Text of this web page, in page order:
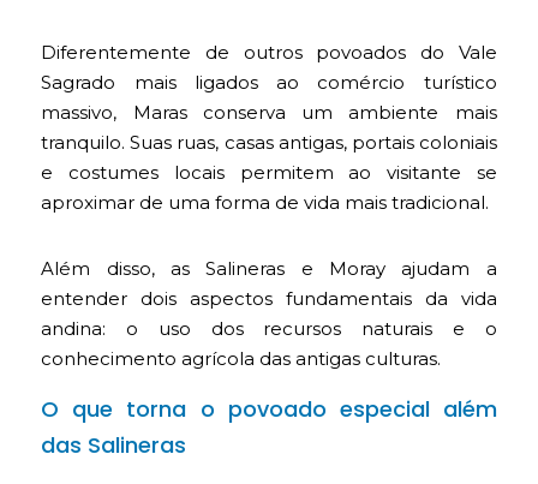
Diferentemente de outros povoados do Vale
Sagrado mais ligados ao comércio turístico
massivo, Maras conserva um ambiente mais
tranquilo. Suas ruas, casas antigas, portais coloniais
e costumes locais permitem ao visitante se
aproximar de uma forma de vida mais tradicional.
Além disso, as Salineras e Moray ajudam a
entender dois aspectos fundamentais da vida
andina: o uso dos recursos naturais e o
conhecimento agrícola das antigas culturas.
O que torna o povoado especial além
das Salineras